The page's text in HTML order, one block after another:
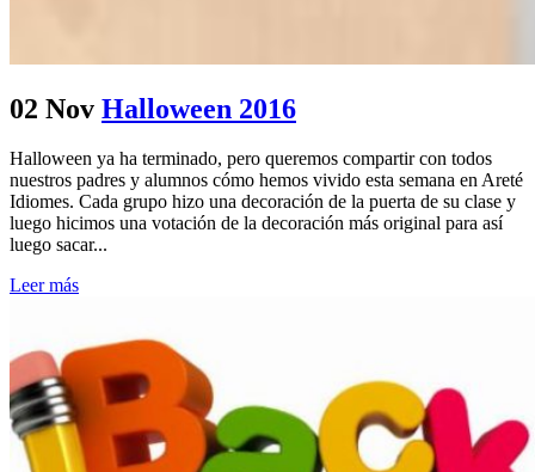
02 Nov Halloween 2016
Halloween ya ha terminado, pero queremos compartir con todos
nuestros padres y alumnos cómo hemos vivido esta semana en Areté
Idiomes. Cada grupo hizo una decoración de la puerta de su clase y
luego hicimos una votación de la decoración más original para así
luego sacar...
Leer más